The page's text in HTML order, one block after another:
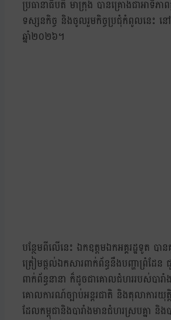
ប្រធានាធិបតី ម៉ាក្រុង បានគ្រោងជាអាទិភា
ទស្សនកិច្ច និងចូលរួមកិច្ចប្រជុំកំពូលនេះ ន
ឆ្នាំ២០២៦។
បន្ថែមពីលើនេះ ឯកឧត្តមឯកអគ្គរដ្ឋទូត ប
ត្រៀមផ្តល់ឯកសារពាក់ព័ន្ធនឹងបញ្ហាព្រំដែន
ពាក់ព័ន្ធនានា ក៏ដូចជាគោលជំហររបស់បារាំង
គោលការណ៍ច្បាប់អន្តរជាតិ និងតុលាការយុត្
ដែលកម្ពុជានិងបារាំងមានជំហរស្របគ្នា និងប